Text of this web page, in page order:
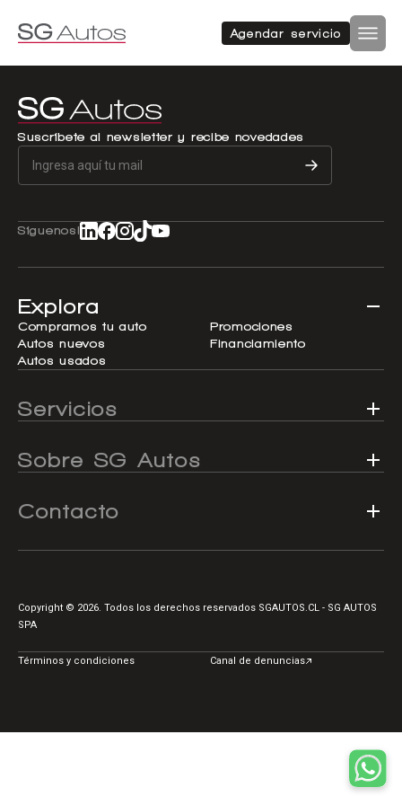
Agendar servicio
Autos nuevos
Autos usados
Acerca de SG Autos
Financiamiento
Flotas
Noticias
Centro de ayuda
Autos nuevos
Autos usados
SUV
Hatchback
Furgón
Doble cabina
Suscríbete al newsletter y recibe novedades
Síguenos!
Explora
Compramos tu auto
Autos nuevos
Autos usados
Promociones
Financiamiento
Servicios
Sobre SG Autos
Contacto
Copyright © 2026. Todos los derechos reservados SGAUTOS.CL - SG AUTOS
SPA
Términos y condiciones Canal de denuncias